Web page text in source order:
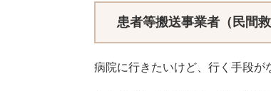
患者等搬送事業者（民間救
病院に行きたいけど、行く手段が